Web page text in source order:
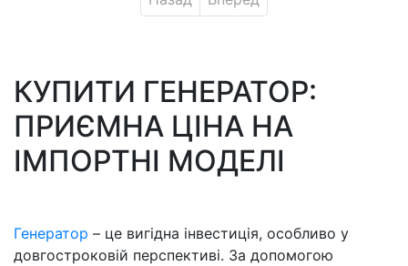
КУПИТИ ГЕНЕРАТОР:
ПРИЄМНА ЦІНА НА
ІМПОРТНІ МОДЕЛІ
Генератор – це вигідна інвестиція, особливо у
довгостроковій перспективі. За допомогою